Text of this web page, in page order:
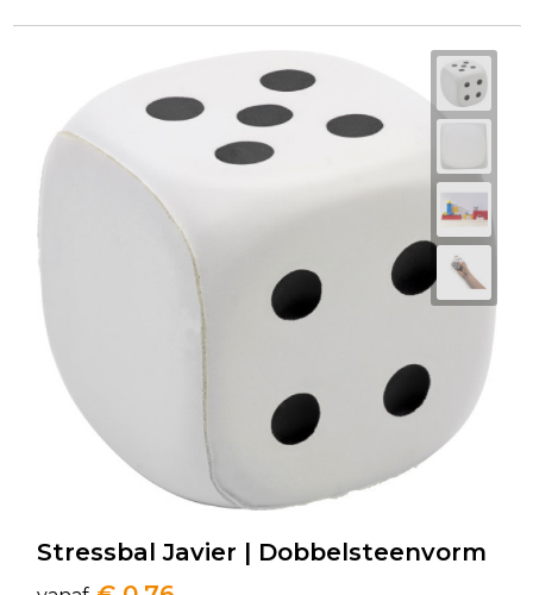
Stressbal Javier | Dobbelsteenvorm